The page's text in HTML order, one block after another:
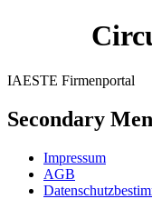
IAESTE Firmenportal
Secondary
Impressum
AGB